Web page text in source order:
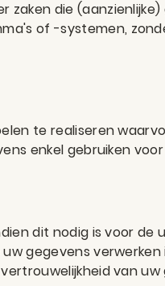
die
of -systemen,
te realiseren
enkel gebruiken
dit nodig is voor de
gegevens
van uw